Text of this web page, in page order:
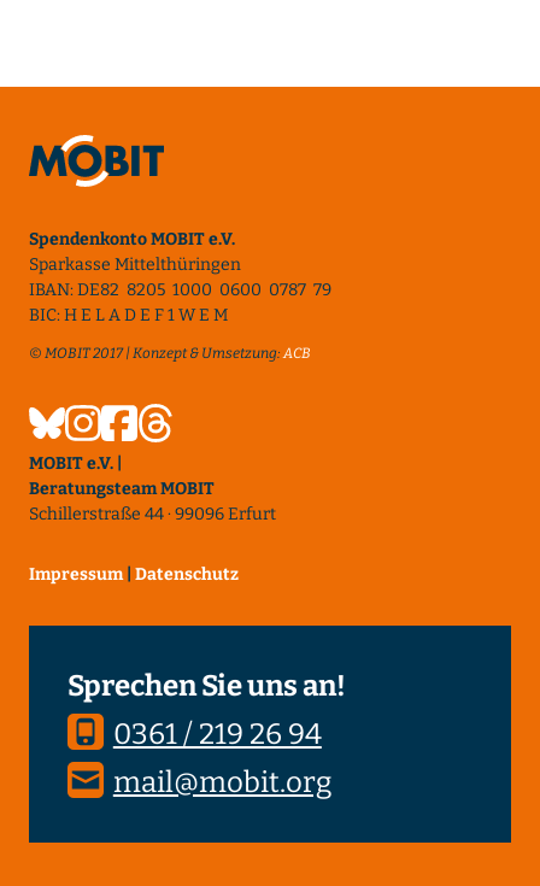
Spendenkonto MOBIT e.V.
Sparkasse Mittelthüringen
IBAN: DE82 8205 1000 0600 0787 79
BIC: H E L A D E F 1 W E M
© MOBIT 2017 | Konzept & Umsetzung:ACB
MOBIT e.V. |
Beratungsteam MOBIT
Schillerstraße 44 · 99096 Erfurt
Impressum Datenschutz
Sprechen Sie uns an!
0361 / 219 26 94
mail@mobit.org